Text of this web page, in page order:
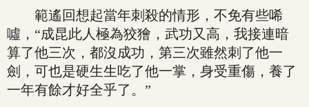
範遙回想起當年刺殺的情形，不免有些唏
噓，“成昆此人極為狡獪，武功又高，我接連暗
算了他三次，都沒成功，第三次雖然刺了他一
劍，可也是硬生生吃了他一掌，身受重傷，養了
一年有餘才好全乎了。”